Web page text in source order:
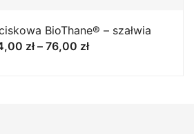
BioThane® – szałwia
zł – 76,00 złZakres